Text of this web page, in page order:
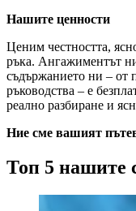
Нашите ценности
Ценим честността,
ръка. Ангажиментът
съдържанието ни – от
ръководства – е
реално разбиране и
Ние сме вашият
Топ 5 нашите